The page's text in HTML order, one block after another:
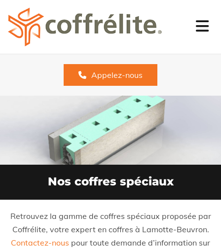
Appelez-nous
Nos coffres spéciaux
Retrouvez la gamme de coffres spéciaux proposée par
Coffrélite, votre expert en coffres à Lamotte-Beuvron.
Contactez-nous pour toute demande d’information sur